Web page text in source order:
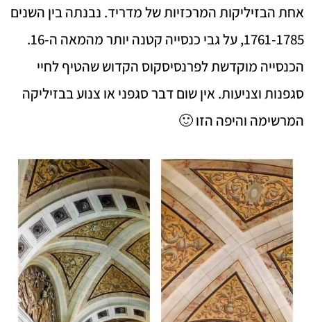
אחת הבזיליקות המרכזיות של מדריד. נבנתה בין השנים
1761-1785, על גבי כנסייה קטנה יותר מהמאה ה-16.
הכנסייה מוקדשת לפרנסיסקוס הקדוש שהטיף לחיי
סגפנות וצניעות. אין שום דבר סגפני או צנוע בבזיליקה
המרשימה והיפה הזו 🙂